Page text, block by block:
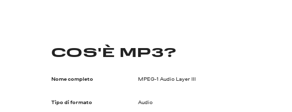
COS'È MP3?
Nome completo MPEG-1 Audio Layer III
Tipo di formato Audio